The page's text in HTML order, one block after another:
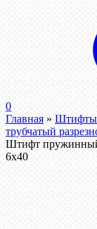
0
Главная » Штифты
трубчатый
Штифт пружинный
6х40